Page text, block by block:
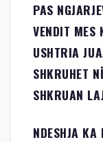
PAS
VENDIT MES
USHTRIA
SHKRUHET
SHKRUAN
NDESHJA